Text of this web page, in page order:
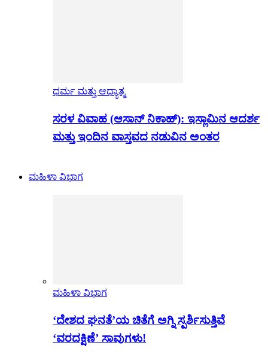
ಧರ್ಮ ಮತ್ತು ಆಧ್ಯಾತ್ಮ
ಸರಳ ವಿವಾಹ (ಆಸಾನ್ ನಿಕಾಹ್): ಇಸ್ಲಾಮಿನ ಆದರ್ಶ
ಮತ್ತು ಇಂದಿನ ವಾಸ್ತವದ ನಡುವಿನ ಅಂತರ
ಮಹಿಳಾ ವಿಭಾಗ
ಮಹಿಳಾ ವಿಭಾಗ
‘ದೇಶದ ಘನತೆ’ಯ ಚಿತೆಗೆ ಅಗ್ನಿ ಸ್ಪರ್ಶಿಸುತ್ತಿವೆ
‘ವರದಕ್ಷಿಣೆ’ ಸಾವುಗಳು!